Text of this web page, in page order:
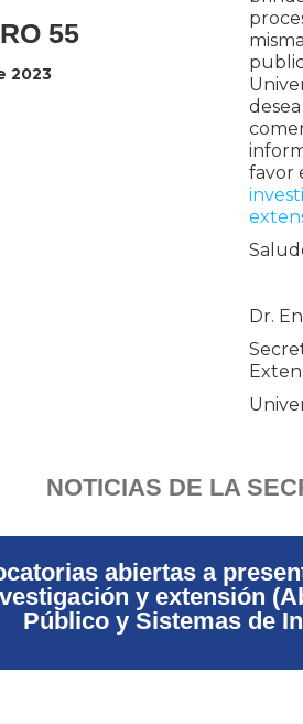
55
2023
favor
Dr.
NOTICIAS DE LA
abiertas a
y extensión
Público y Sistemas de